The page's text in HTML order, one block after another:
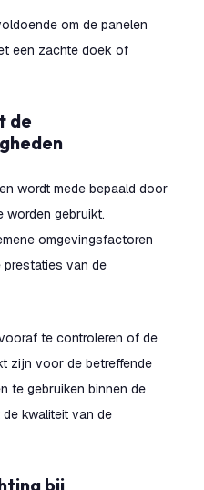
om de panelen
een zachte doek of
wordt mede bepaald door
worden gebruikt.
omgevingsfactoren
van de
te controleren of de
zijn voor de betreffende
te gebruiken binnen de
kwaliteit van de